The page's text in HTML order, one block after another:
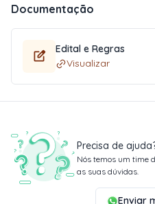
Documentação
Edital e Regras
Visualizar
Precisa de
Nós temos um time
as suas dúvidas.
Enviar